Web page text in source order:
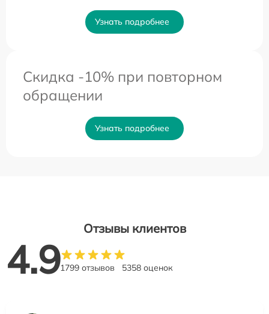
Узнать подробнее
Скидка -10% при повторном
обращении
Узнать подробнее
Отзывы клиентов
4.91799 отзывов 5358 оценок